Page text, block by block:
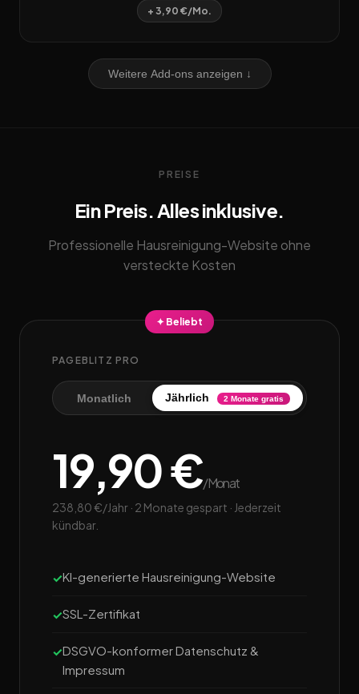
+ 3,90 €/Mo.
Weitere Add-ons anzeigen ↓
PREISE
Ein Preis. Alles inklusive.
Professionelle Hausreinigung-Website ohne
versteckte Kosten
✦ Beliebt
PAGEBLITZ PRO
Monatlich Jährlich 2 Monate gratis
19,90 €/Monat
238,80 €/Jahr · 2 Monate gespart · Jederzeit
kündbar.
KI-generierte Hausreinigung-Website
SSL-Zertifikat
DSGVO-konformer Datenschutz &
Impressum